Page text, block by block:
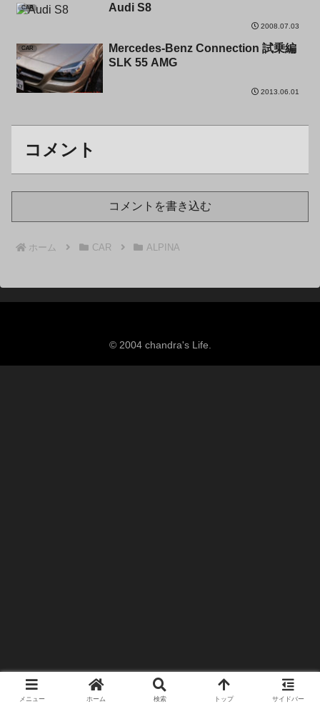
CAR Audi S8
2008.07.03
CAR
Mercedes-Benz Connection 試乗編
SLK 55 AMG
2013.06.01
コメント
コメントを書き込む
ホーム CAR ALPINA
© 2004 chandra's Life.
メニュー ホーム 検索 トップ サイドバー